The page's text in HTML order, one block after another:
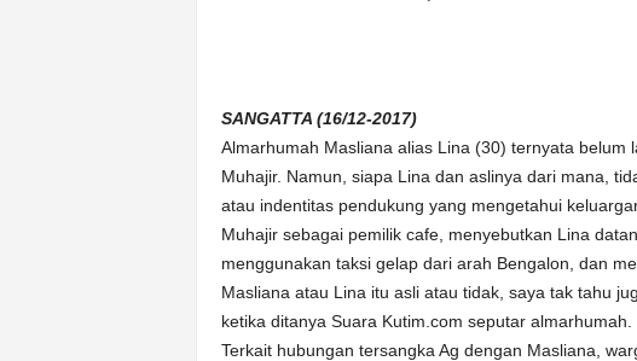
SANGATTA (16/12-2017)
Almarhumah Masliana alias Lina (30) ternyata belum
Muhajir. Namun, siapa Lina dan aslinya dari mana,
atau indentitas pendukung yang mengetahui
Muhajir sebagai pemilik cafe, menyebutkan Lina
menggunakan taksi gelap dari arah Bengalon, dan
Masliana atau Lina itu asli atau tidak, saya tak tahu
ketika ditanya Suara Kutim.com seputar almarhumah.
Terkait hubungan tersangka Ag dengan Masliana,